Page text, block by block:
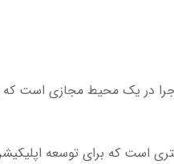
در یک محیط مجازی است که
است که برای توسعه